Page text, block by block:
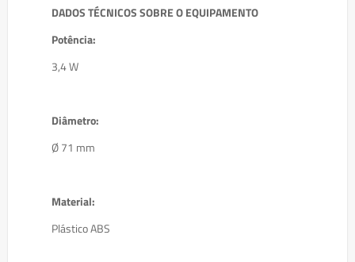
DADOS TÉCNICOS SOBRE O EQUIPAMENTO
Potência:
3,4 W
Diâmetro:
Ø 71 mm
Material:
Plástico ABS